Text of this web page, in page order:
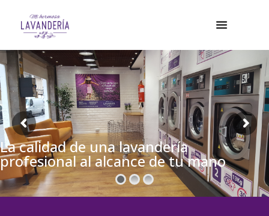
La calidad de una lavandería
profesional al alcance de tu mano